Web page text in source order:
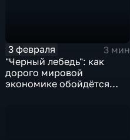
3 февраля
3 мин
"Черный лебедь": как
дорого мировой
экономике обойдётся